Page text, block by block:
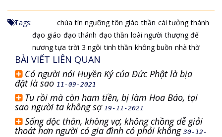
Tags: chúa tín ngưỡng tôn giáo thần cái tưởng thánh
đạo giáo đạo thánh đạo thần loài người thượng đế
nương tựa trời 3 ngôi tinh thần không buồn nhà thờ
BÀI VIẾT LIÊN QUAN
Có người nói Huyền Ký của Đức Phật là bịa
đặt là sao 11-09-2021
Tu rồi mà còn ham tiền, bị làm Hoa Báo, tại
sao người ta không sợ 19-11-2021
Sống độc thân, không vợ, không chồng dễ giải
thoát hơn người có gia đình có phải không 30-12-